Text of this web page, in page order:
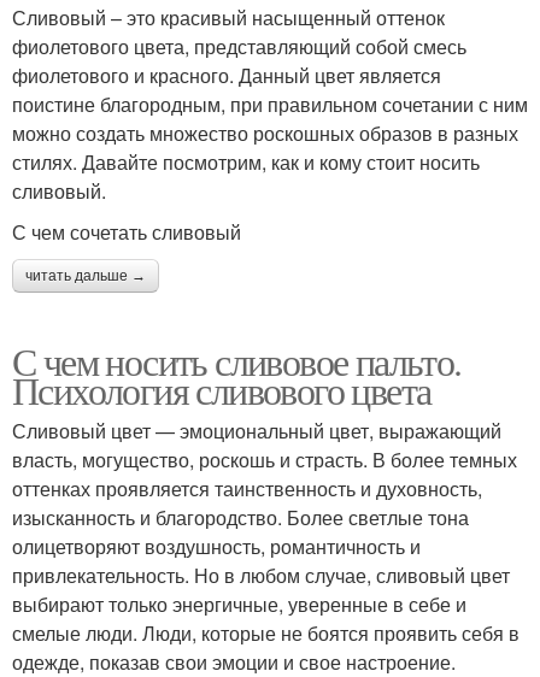
Сливовый – это красивый насыщенный оттенок
фиолетового цвета, представляющий собой смесь
фиолетового и красного. Данный цвет является
поистине благородным, при правильном сочетании с ним
можно создать множество роскошных образов в разных
стилях. Давайте посмотрим, как и кому стоит носить
сливовый.
С чем сочетать сливовый
читать дальше →
С чем носить сливовое пальто.
Психология сливового цвета
Сливовый цвет — эмоциональный цвет, выражающий
власть, могущество, роскошь и страсть. В более темных
оттенках проявляется таинственность и духовность,
изысканность и благородство. Более светлые тона
олицетворяют воздушность, романтичность и
привлекательность. Но в любом случае, сливовый цвет
выбирают только энергичные, уверенные в себе и
смелые люди. Люди, которые не боятся проявить себя в
одежде, показав свои эмоции и свое настроение.